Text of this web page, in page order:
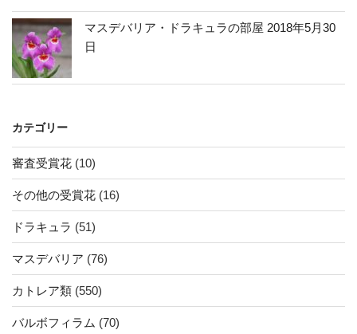
マスデバリア・ドラキュラの部屋 2018年5月30
日
カテゴリー
審査受賞花 (10)
その他の受賞花 (16)
ドラキュラ (51)
マスデバリア (76)
カトレア類 (550)
バルボフィラム (70)